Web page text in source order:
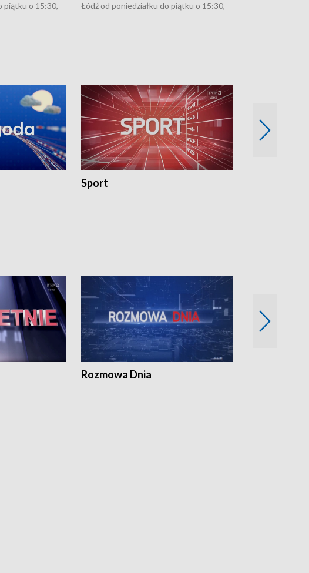
piątku o 15:30,
Łódź od poniedziałku do piątku o 15:30,
Sport
Rozmowa Dnia